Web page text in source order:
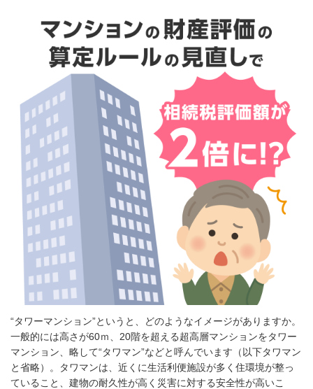
“タワーマンション”というと、どのようなイメージがありますか。
一般的には高さが60ｍ、20階を超える超高層マンションをタワー
マンション、略して“タワマン”などと呼んでいます（以下タワマン
と省略）。タワマンは、近くに生活利便施設が多く住環境が整っ
ていること、建物の耐久性が高く災害に対する安全性が高いこ